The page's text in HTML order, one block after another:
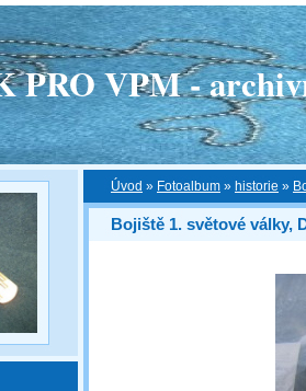
PRO VPM -
Úvod » Fotoalbum » historie »
Bojiště 1. světové války,